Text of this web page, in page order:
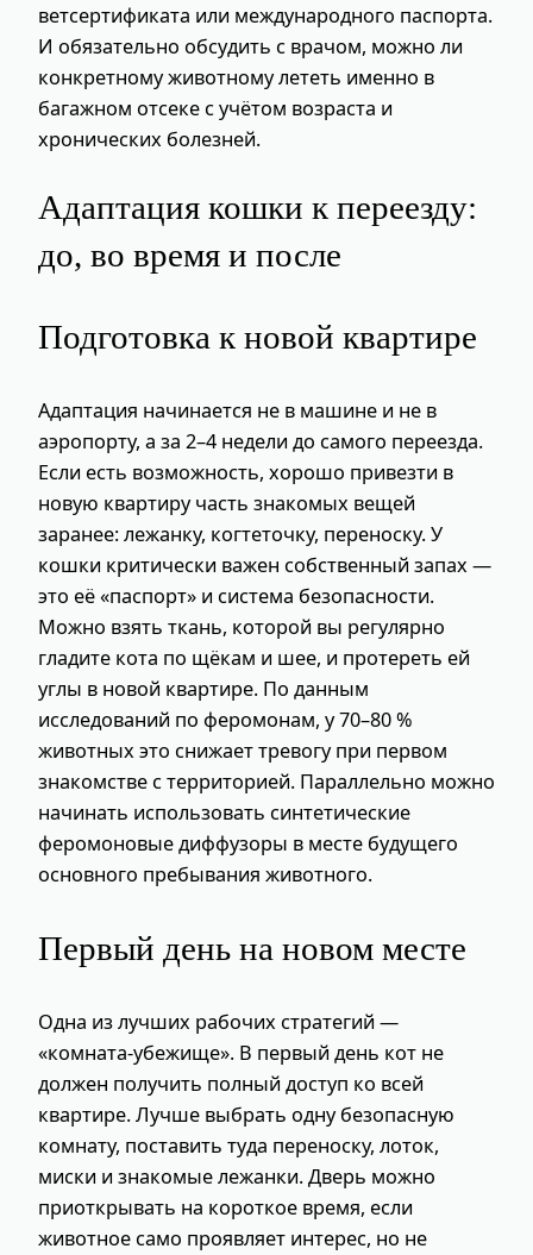
ветсертификата или международного паспорта.
И обязательно обсудить с врачом, можно ли
конкретному животному лететь именно в
багажном отсеке с учётом возраста и
хронических болезней.
Адаптация кошки к переезду:
до, во время и после
Подготовка к новой квартире
Адаптация начинается не в машине и не в
аэропорту, а за 2–4 недели до самого переезда.
Если есть возможность, хорошо привезти в
новую квартиру часть знакомых вещей
заранее: лежанку, когтеточку, переноску. У
кошки критически важен собственный запах —
это её «паспорт» и система безопасности.
Можно взять ткань, которой вы регулярно
гладите кота по щёкам и шее, и протереть ей
углы в новой квартире. По данным
исследований по феромонам, у 70–80 %
животных это снижает тревогу при первом
знакомстве с территорией. Параллельно можно
начинать использовать синтетические
феромоновые диффузоры в месте будущего
основного пребывания животного.
Первый день на новом месте
Одна из лучших рабочих стратегий —
«комната-убежище». В первый день кот не
должен получить полный доступ ко всей
квартире. Лучше выбрать одну безопасную
комнату, поставить туда переноску, лоток,
миски и знакомые лежанки. Дверь можно
приоткрывать на короткое время, если
животное само проявляет интерес, но не